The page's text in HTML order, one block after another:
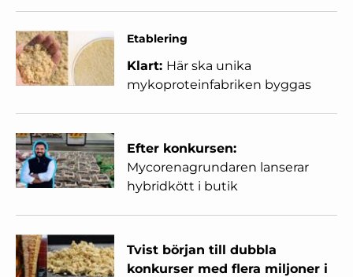
Etablering
Klart: Här ska unika
mykoproteinfabriken byggas
Efter konkursen:
Mycorenagrundaren lanserar
hybridkött i butik
Tvist början till dubbla
konkurser med flera miljoner i